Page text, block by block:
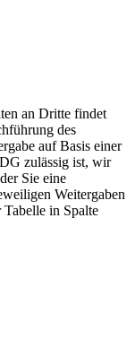
an Dritte findet
des
auf Basis einer
zulässig ist, wir
Sie eine
Weitergaben
in Spalte